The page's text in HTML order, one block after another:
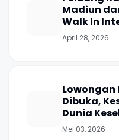
Madiun
Walk In
April 28, 2026
Lowongan
Dibuka,
Dunia
Mei 03, 2026